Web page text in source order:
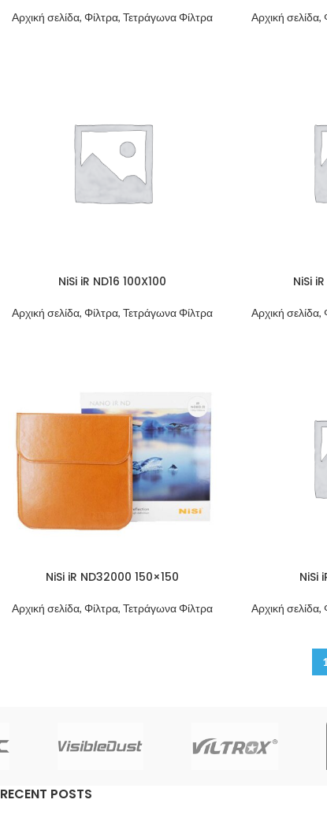
Αρχική σελίδα, Φίλτρα, Τετράγωνα Φίλτρα Αρχική
NiSi iR ND16 100X100
Αρχική σελίδα, Φίλτρα, Τετράγωνα Φίλτρα
NiSi
Αρχική
NiSi iR ND32000 150×150
Αρχική σελίδα, Φίλτρα, Τετράγωνα Φίλτρα
NiSi
Αρχική
RECENT POSTS